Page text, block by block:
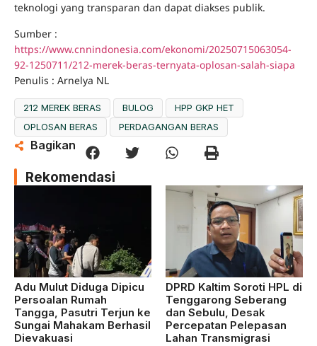
teknologi yang transparan dan dapat diakses publik.
Sumber :
https://www.cnnindonesia.com/ekonomi/20250715063054-
92-1250711/212-merek-beras-ternyata-oplosan-salah-siapa
Penulis : Arnelya NL
212 MEREK BERAS BULOG
HPP GKP HET
OPLOSAN BERAS
PERDAGANGAN BERAS
Bagikan
Rekomendasi
Adu Mulut Diduga Dipicu
Persoalan Rumah
Tangga, Pasutri Terjun ke
Sungai Mahakam Berhasil
Dievakuasi
DPRD Kaltim Soroti HPL di
Tenggarong Seberang
dan Sebulu, Desak
Percepatan Pelepasan
Lahan Transmigrasi